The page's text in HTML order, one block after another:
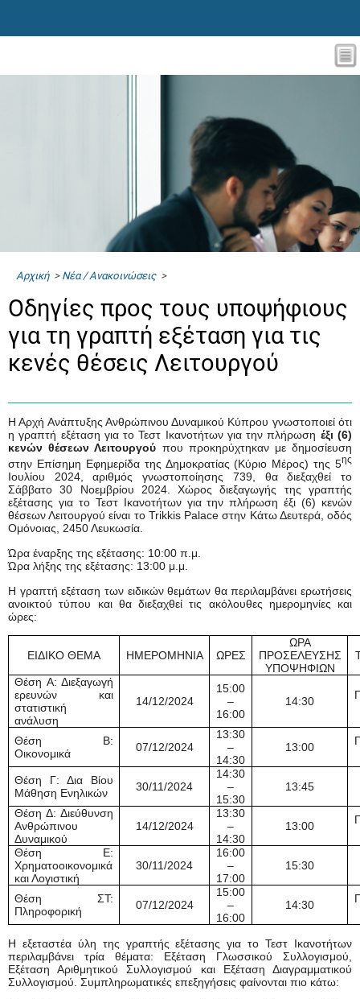
Αρχική> Νέα / Ανακοινώσεις>
Οδηγίες προς τους υποψήφιους
για τη γραπτή εξέταση για τις
κενές θέσεις Λειτουργού
Η Αρχή Ανάπτυξης Ανθρώπινου Δυναμικού Κύπρου γνωστοποιεί ότι
η γραπτή εξέταση για το Τεστ Ικανοτήτων για την πλήρωση έξι (6)
κενών θέσεων Λειτουργού που προκηρύχτηκαν με δημοσίευση
στην Επίσημη Εφημερίδα της Δημοκρατίας (Κύριο Μέρος) της 5ης
Ιουλίου 2024, αριθμός γνωστοποίησης 739, θα διεξαχθεί το
Σάββατο 30 Νοεμβρίου 2024. Χώρος διεξαγωγής της γραπτής
εξέτασης για το Τεστ Ικανοτήτων για την πλήρωση έξι (6) κενών
θέσεων Λειτουργού είναι το Trikkis Palace στην Κάτω Δευτερά, οδός
Ομόνοιας, 2450 Λευκωσία.
Ώρα έναρξης της εξέτασης: 10:00 π.μ.
Ώρα λήξης της εξέτασης: 13:00 μ.μ.
Η γραπτή εξέταση των ειδικών θεμάτων θα περιλαμβάνει ερωτήσεις
ανοικτού τύπου και θα διεξαχθεί τις ακόλουθες ημερομηνίες και
ώρες:
ΕΙΔΙΚΟ ΘΕΜΑ ΗΜΕΡΟΜΗΝΙΑ ΩΡΕΣ
ΩΡΑ
ΠΡΟΣΕΛΕΥΣΗΣ
ΥΠΟΨΗΦΙΩΝ
Θέση Α: Διεξαγωγή
ερευνών και
στατιστική
ανάλυση
14/12/2024
15:00
–
16:00
14:30
Θέση Β:
Οικονομικά
07/12/2024
13:30
–
14:30
13:00
Θέση Γ: Δια Βίου
Μάθηση Ενηλικών
30/11/2024
14:30
–
15:30
13:45
Θέση Δ: Διεύθυνση
Ανθρώπινου
Δυναμικού
14/12/2024
13:30
–
14:30
13:00
Θέση Ε:
Χρηματοοικονομικά
και Λογιστική
30/11/2024
16:00
–
17:00
15:30
Θέση ΣΤ:
Πληροφορική
07/12/2024
15:00
–
16:00
14:30
Η εξεταστέα ύλη της γραπτής εξέτασης για το Τεστ Ικανοτήτων
περιλαμβάνει τρία θέματα: Εξέταση Γλωσσικού Συλλογισμού,
Εξέταση Αριθμητικού Συλλογισμού και Εξέταση Διαγραμματικού
Συλλογισμού. Συμπληρωματικές επεξηγήσεις φαίνονται πιο κάτω: